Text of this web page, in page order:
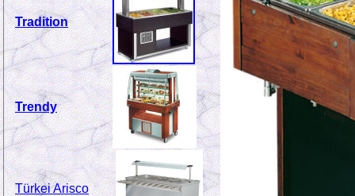
Tradition
Trendy
Türkei Arisco